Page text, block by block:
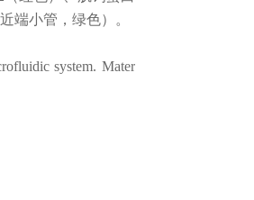
端小管，绿色）。
system. Mater